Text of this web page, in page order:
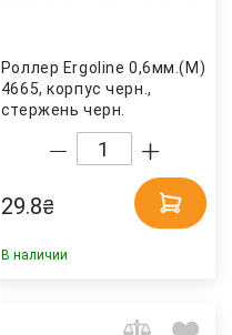
Роллер Ergoline 0,6мм.(M)
4665, корпус черн.,
стержень черн.
Centropen
29.8₴
В наличии